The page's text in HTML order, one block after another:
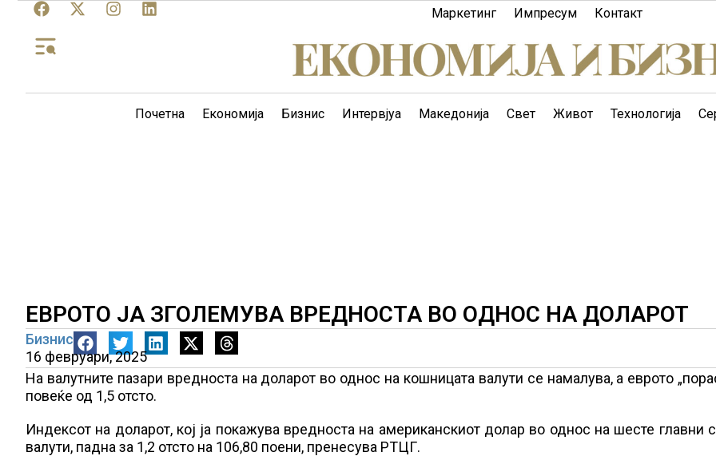
Маркетинг Импресум Контакт
Почетна Економија Бизнис Интервјуа Македонија Свет Живот Технологија
ЕВРОТО ЈА ЗГОЛЕМУВА ВРЕДНОСТА ВО ОДНОС НА ДОЛАРОТ
Бизнис
16 февруари, 2025
На валутните пазари вредноста на доларот во однос на кошницата валути се намалува, а еврото
повеќе од 1,5 отсто.
Индексот на доларот, кој ја покажува вредноста на американскиот долар во однос на шесте главни
валути, падна за 1,2 отсто на 106,80 поени, пренесува РТЦГ.